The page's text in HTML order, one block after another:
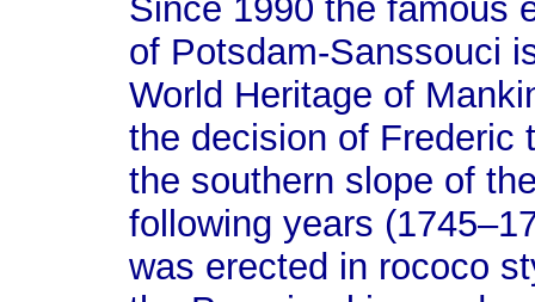
Since 1990 the famous
of Potsdam-Sanssouci
World Heritage of
the decision of Frederic
the southern slope of
following years
was erected in rococo